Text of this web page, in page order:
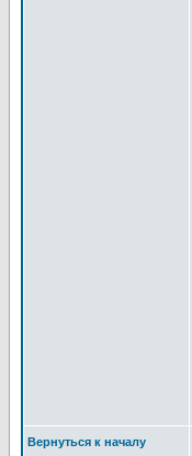
Вернуться к началу